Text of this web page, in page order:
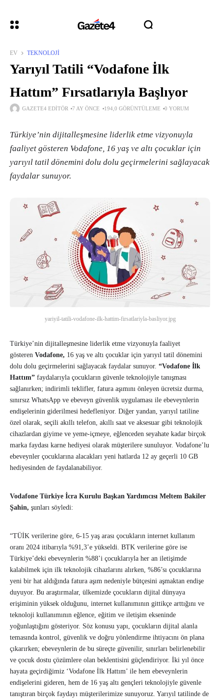
EV TEKNOLOJI
Yarıyıl Tatili “Vodafone İlk
Hattım” Fırsatlarıyla Başlıyor
GAZETE4 EDITÖR 7 AY ÖNCE 194,0 GÖRÜNTÜLEME 0 YORUM
Türkiye’nin dijitalleşmesine liderlik etme vizyonuyla
faaliyet gösteren Vodafone, 16 yaş ve altı çocuklar için
yarıyıl tatil dönemini dolu dolu geçirmelerini sağlayacak
faydalar sunuyor.
yariyil-tatili-vodafone-ilk-hattim-firsatlariyla-basliyor.jpg
Türkiye’nin dijitalleşmesine liderlik etme vizyonuyla faaliyet
gösteren Vodafone, 16 yaş ve altı çocuklar için yarıyıl tatil dönemini
dolu dolu geçirmelerini sağlayacak faydalar sunuyor. “Vodafone İlk
Hattım” faydalarıyla çocukların güvenle teknolojiyle tanışması
sağlanırken; indirimli teklifler, fatura aşımını önleyen ücretsiz durma,
sınırsız WhatsApp ve ebeveyn güvenlik uygulaması ile ebeveynlerin
endişelerinin giderilmesi hedefleniyor. Diğer yandan, yarıyıl tatiline
özel olarak, seçili akıllı telefon, akıllı saat ve aksesuar gibi teknolojik
cihazlardan giyime ve yeme-içmeye, eğlenceden seyahate kadar birçok
marka faydası karne hediyesi olarak müşterilere sunuluyor. Vodafone’lu
ebeveynler çocuklarına alacakları yeni hatlarda 12 ay geçerli 10 GB
hediyesinden de faydalanabiliyor.
Vodafone Türkiye İcra Kurulu Başkan Yardımcısı Meltem Bakiler
Şahin, şunları söyledi:
“TÜİK verilerine göre, 6-15 yaş arası çocukların internet kullanım
oranı 2024 itibarıyla %91,3’e yükseldi. BTK verilerine göre ise
Türkiye’deki ebeveynlerin %88’i çocuklarıyla her an iletişimde
kalabilmek için ilk teknolojik cihazlarını alırken, %86’sı çocuklarına
yeni bir hat aldığında fatura aşım nedeniyle bütçesini aşmaktan endişe
duyuyor. Bu araştırmalar, ülkemizde çocukların dijital dünyaya
erişiminin yüksek olduğunu, internet kullanımının gittikçe arttığını ve
teknoloji kullanımının eğlence, eğitim ve iletişim ekseninde
yoğunlaştığını gösteriyor. Söz konusu yapı, çocukların dijital alanla
temasında kontrol, güvenlik ve doğru yönlendirme ihtiyacını ön plana
çıkarırken; ebeveynlerin de bu süreçte güvenilir, sınırları belirlenebilir
ve çocuk dostu çözümlere olan beklentisini güçlendiriyor. İki yıl önce
hayata geçirdiğimiz ‘Vodafone İlk Hattım’ ile hem ebeveynlerin
endişelerini gideren, hem de 16 yaş altı gençleri teknolojiyle güvenle
tanıştıran birçok faydayı müşterilerimize sunuyoruz. Yarıyıl tatilinde de